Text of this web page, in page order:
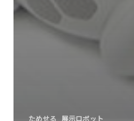
ためせる 展示ロボット